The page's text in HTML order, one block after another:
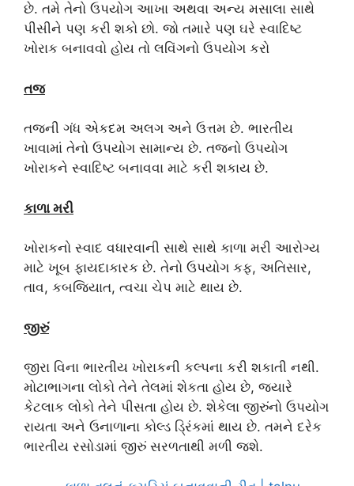
છે. તમે તેનો ઉપયોગ આખા અથવા અન્ય મસાલા સાથે
પીસીને પણ કરી શકો છો. જો તમારે પણ ઘરે સ્વાદિષ્ટ
ખોરાક બનાવવો હોય તો લવિંગનો ઉપયોગ કરો
તજ
તજની ગંધ એકદમ અલગ અને ઉત્તમ છે. ભારતીય
ખાવામાં તેનો ઉપયોગ સામાન્ય છે. તજનો ઉપયોગ
ખોરાકને સ્વાદિષ્ટ બનાવવા માટે કરી શકાય છે.
કાળા મરી
ખોરાકનો સ્વાદ વધારવાની સાથે સાથે કાળા મરી આરોગ્ય
માટે ખૂબ ફાયદાકારક છે. તેનો ઉપયોગ કફ, અતિસાર,
તાવ, કબજિયાત, ત્વચા ચેપ માટે થાય છે.
જીરું
જીરા વિના ભારતીય ખોરાકની કલ્પના કરી શકાતી નથી.
મોટાભાગના લોકો તેને તેલમાં શેકતા હોય છે, જ્યારે
કેટલાક લોકો તેને પીસતા હોય છે. શેકેલા જીરુંનો ઉપયોગ
રાયતા અને ઉનાળાના કોલ્ડ ડ્રિંકમાં થાય છે. તમને દરેક
ભારતીય રસોડામાં જીરું સરળતાથી મળી જશે.